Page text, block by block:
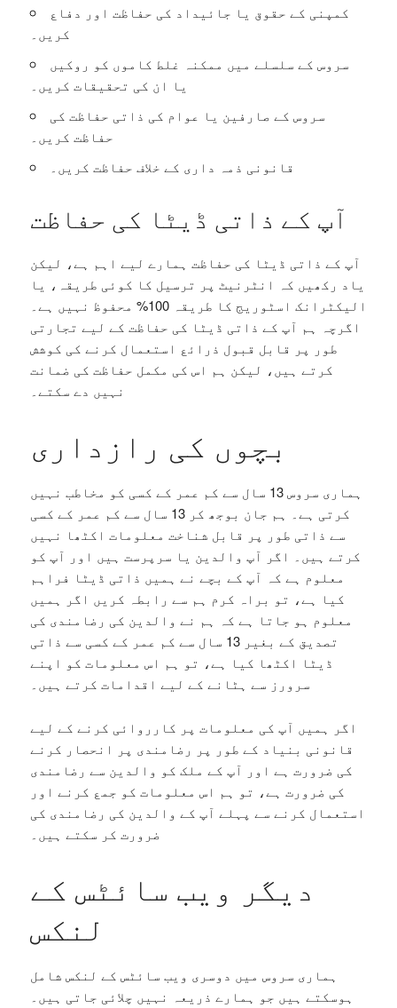
کمپنی کے حقوق یا جائیداد کی حفاظت اور دفاع
کریں۔
سروس کے سلسلے میں ممکنہ غلط کاموں کو روکیں
یا ان کی تحقیقات کریں۔
سروس کے صارفین یا عوام کی ذاتی حفاظت کی
حفاظت کریں۔
قانونی ذمہ داری کے خلاف حفاظت کریں۔
آپ کے ذاتی ڈیٹا کی حفاظت
آپ کے ذاتی ڈیٹا کی حفاظت ہمارے لیے اہم ہے، لیکن
یاد رکھیں کہ انٹرنیٹ پر ترسیل کا کوئی طریقہ، یا
الیکٹرانک اسٹوریج کا طریقہ 100% محفوظ نہیں ہے۔
اگرچہ ہم آپ کے ذاتی ڈیٹا کی حفاظت کے لیے تجارتی
طور پر قابل قبول ذرائع استعمال کرنے کی کوشش
کرتے ہیں، لیکن ہم اس کی مکمل حفاظت کی ضمانت
نہیں دے سکتے۔
بچوں کی رازداری
ہماری سروس 13 سال سے کم عمر کے کسی کو مخاطب نہیں
کرتی ہے۔ ہم جان بوجھ کر 13 سال سے کم عمر کے کسی
سے ذاتی طور پر قابل شناخت معلومات اکٹھا نہیں
کرتے ہیں۔ اگر آپ والدین یا سرپرست ہیں اور آپ کو
معلوم ہے کہ آپ کے بچے نے ہمیں ذاتی ڈیٹا فراہم
کیا ہے، تو براہ کرم ہم سے رابطہ کریں اگر ہمیں
معلوم ہو جاتا ہے کہ ہم نے والدین کی رضامندی کی
تصدیق کے بغیر 13 سال سے کم عمر کے کسی سے ذاتی
ڈیٹا اکٹھا کیا ہے، تو ہم اس معلومات کو اپنے
سرورز سے ہٹانے کے لیے اقدامات کرتے ہیں۔
اگر ہمیں آپ کی معلومات پر کارروائی کرنے کے لیے
قانونی بنیاد کے طور پر رضامندی پر انحصار کرنے
کی ضرورت ہے اور آپ کے ملک کو والدین سے رضامندی
کی ضرورت ہے، تو ہم اس معلومات کو جمع کرنے اور
استعمال کرنے سے پہلے آپ کے والدین کی رضامندی کی
ضرورت کر سکتے ہیں۔
دیگر ویب سائٹس کے
لنکس
ہماری سروس میں دوسری ویب سائٹس کے لنکس شامل
ہوسکتے ہیں جو ہمارے ذریعہ نہیں چلائی جاتی ہیں۔